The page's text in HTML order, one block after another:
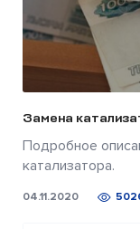
Замена
Подробное
катализатора.
04.11.2020